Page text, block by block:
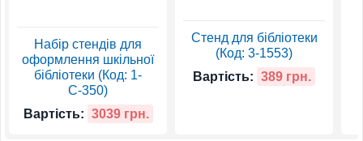
Набір стендів для
оформлення шкільної
бібліотеки (Код: 1-
С-350)
Вартість: 3039 грн.
Стенд для бібліотеки
(Код: 3-1553)
Вартість: 389 грн.